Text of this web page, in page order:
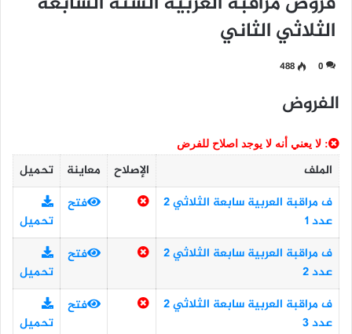
الثلاثي الثاني
0
488
الفروض
: لا يعني أنه لا يوجد اصلاح للفرض
الملف الإصلاح معاينة
تحميل
ف مراقبة العربية سابعة الثلاثي 2
عدد 1
فتح
تحميل
ف مراقبة العربية سابعة الثلاثي 2
عدد 2
فتح
تحميل
ف مراقبة العربية سابعة الثلاثي 2
عدد 3
فتح
تحميل